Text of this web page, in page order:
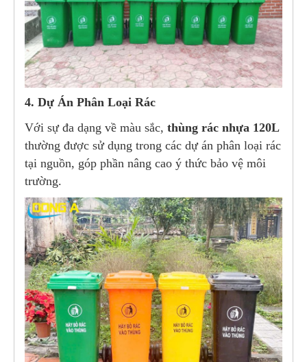
4. Dự Án Phân Loại Rác
Với sự đa dạng về màu sắc, thùng rác nhựa 120L
thường được sử dụng trong các dự án phân loại rác
tại nguồn, góp phần nâng cao ý thức bảo vệ môi
trường.